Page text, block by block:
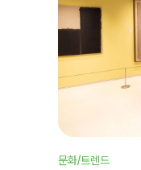
문화/트렌드